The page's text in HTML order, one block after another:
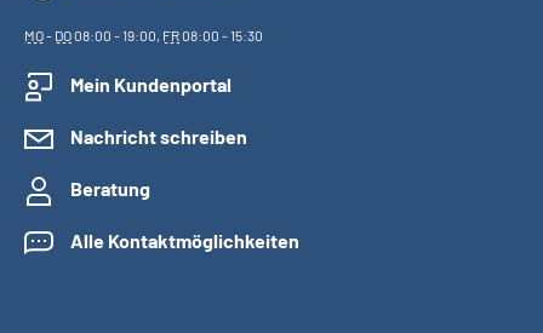
MO- DO08:00 - 19:00, FR08:00 - 15:30
Mein Kundenportal
Nachricht schreiben
Beratung
Alle Kontaktmöglichkeiten